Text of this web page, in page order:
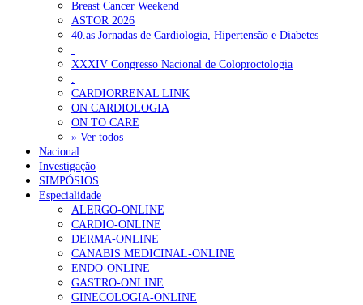
Breast Cancer Weekend
ASTOR 2026
40.as Jornadas de Cardiologia, Hipertensão e Diabetes
.
XXXIV Congresso Nacional de Coloproctologia
.
CARDIORRENAL LINK
ON CARDIOLOGIA
ON TO CARE
» Ver todos
Nacional
Investigação
SIMPÓSIOS
Especialidade
ALERGO-ONLINE
CARDIO-ONLINE
DERMA-ONLINE
CANABIS MEDICINAL-ONLINE
ENDO-ONLINE
GASTRO-ONLINE
GINECOLOGIA-ONLINE